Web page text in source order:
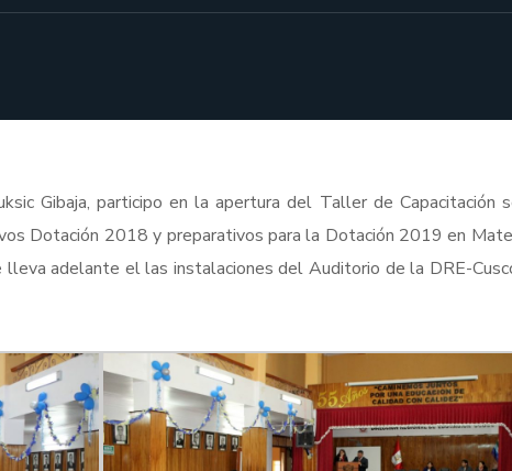
Gibaja, participo en la apertura del Taller de Capacitación
Dotación 2018 y preparativos para la Dotación 2019 en
lleva adelante el las instalaciones del Auditorio de la DRE-